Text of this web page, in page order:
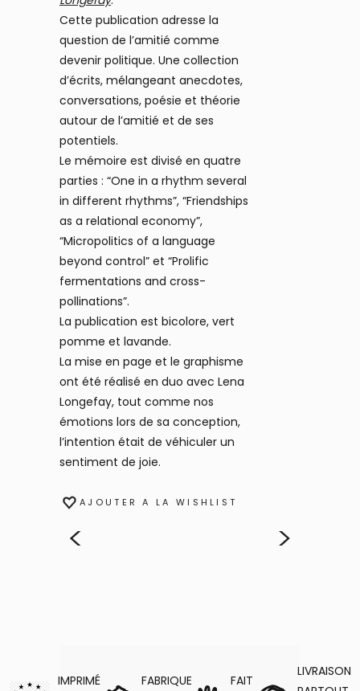
Cette publication adresse la
question de l’amitié comme
devenir politique. Une collection
d’écrits, mélangeant anecdotes,
conversations, poésie et théorie
autour de l’amitié et de ses
potentiels.
Le mémoire est divisé en quatre
parties : “One in a rhythm several
in different rhythms”, “Friendships
as a relational economy”,
“Micropolitics of a language
beyond control” et “Prolific
fermentations and cross-
pollinations”.
La publication est bicolore, vert
pomme et lavande.
La mise en page et le graphisme
ont été réalisé en duo avec Lena
Longefay, tout comme nos
émotions lors de sa conception,
l’intention était de véhiculer un
sentiment de joie.
AJOUTER A LA WISHLIST
>
<
IMPRIMÉ FABRIQUE FAIT
LIVRAISON